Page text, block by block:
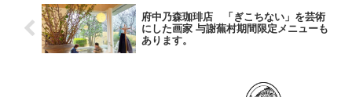
府中乃森珈琲店 「ぎこちない」を芸術
にした画家 与謝蕪村期間限定メニューも
あります。